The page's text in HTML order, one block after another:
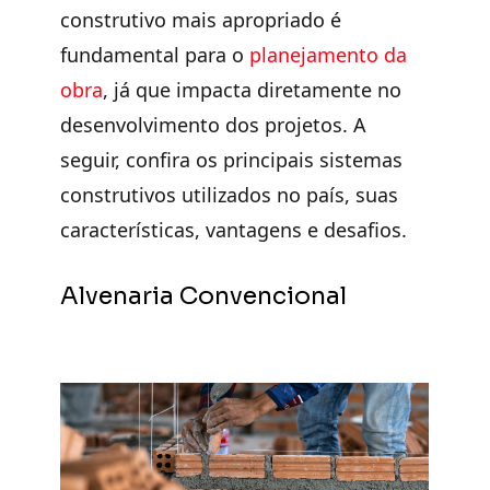
construtivo mais apropriado é
fundamental para o planejamento da
obra, já que impacta diretamente no
desenvolvimento dos projetos. A
seguir, confira os principais sistemas
construtivos utilizados no país, suas
características, vantagens e desafios.
Alvenaria Convencional